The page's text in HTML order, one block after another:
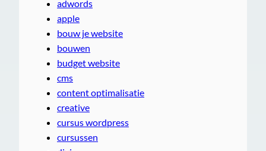
adwords
apple
bouw je website
bouwen
budget website
cms
content optimalisatie
creative
cursus wordpress
cursussen